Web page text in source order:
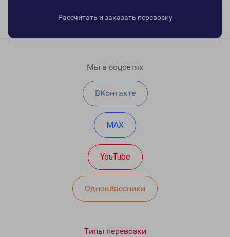
Рассчитать и заказать перевозку
Мы в соцсетях
ВКонтакте
MAX
YouTube
Одноклассники
Типы перевозки